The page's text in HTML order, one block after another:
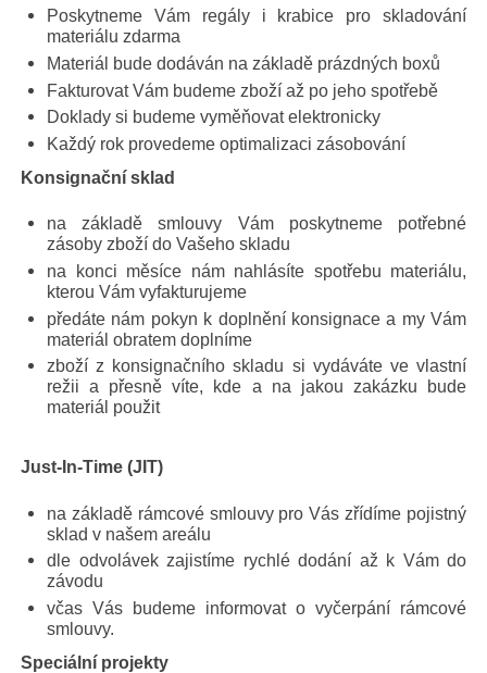
Poskytneme Vám regály i krabice pro skladování
materiálu zdarma
Materiál bude dodáván na základě prázdných boxů
Fakturovat Vám budeme zboží až po jeho spotřebě
Doklady si budeme vyměňovat elektronicky
Každý rok provedeme optimalizaci zásobování
Konsignační sklad
na základě smlouvy Vám poskytneme potřebné
zásoby zboží do Vašeho skladu
na konci měsíce nám nahlásíte spotřebu materiálu,
kterou Vám vyfakturujeme
předáte nám pokyn k doplnění konsignace a my Vám
materiál obratem doplníme
zboží z konsignačního skladu si vydáváte ve vlastní
režii a přesně víte, kde a na jakou zakázku bude
materiál použit
Just-In-Time (JIT)
na základě rámcové smlouvy pro Vás zřídíme pojistný
sklad v našem areálu
dle odvolávek zajistíme rychlé dodání až k Vám do
závodu
včas Vás budeme informovat o vyčerpání rámcové
smlouvy.
Speciální projekty